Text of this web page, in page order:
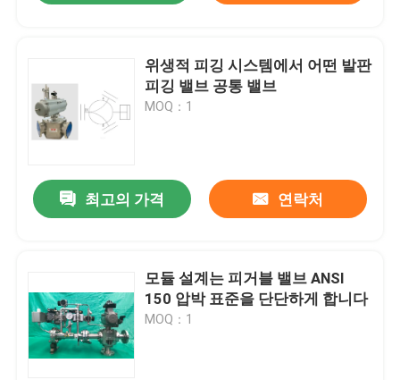
위생적 피깅 시스템에서 어떤 발판
피깅 밸브 공통 밸브
MOQ：1
최고의 가격 연락처
모듈 설계는 피거블 밸브 ANSI
150 압박 표준을 단단하게 합니다
MOQ：1